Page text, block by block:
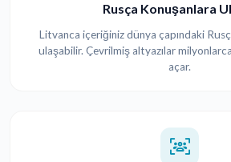
Rusça Konuşanlara
Litvanca içeriğiniz dünya çapındaki
ulaşabilir. Çevrilmiş altyazılar
açar.